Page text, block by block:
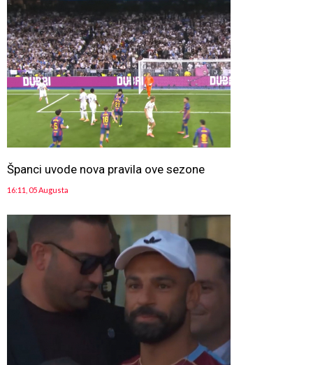
Španci uvode nova pravila ove sezone
16:11, 05 Augusta